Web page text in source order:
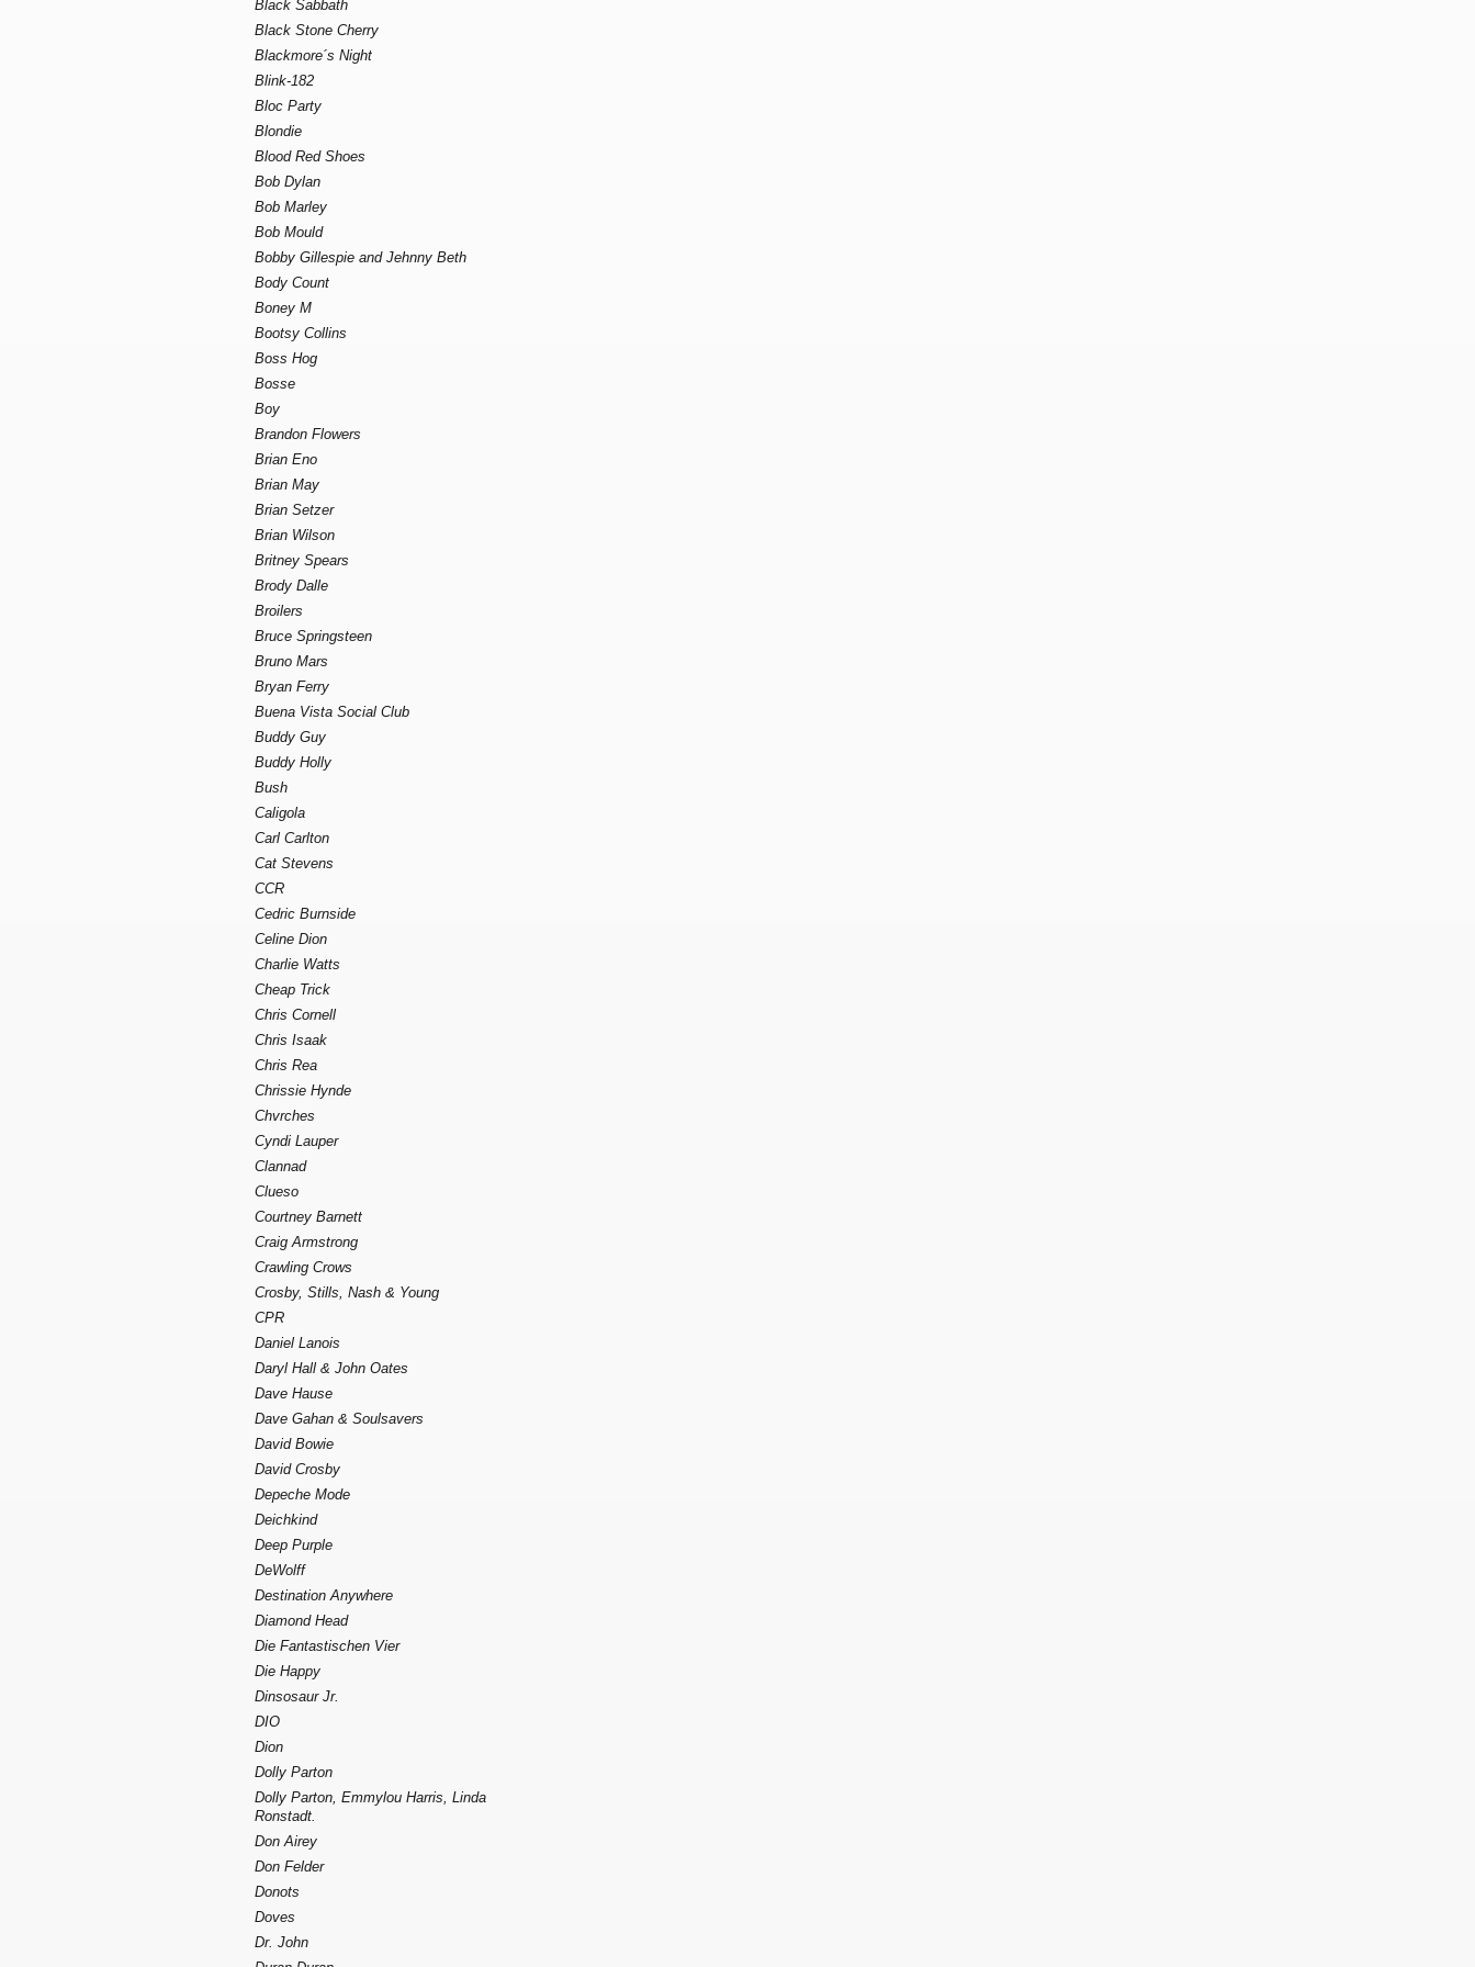
Black Sabbath
Black Stone Cherry
Blackmore´s Night
Blink-182
Bloc Party
Blondie
Blood Red Shoes
Bob Dylan
Bob Marley
Bob Mould
Bobby Gillespie and Jehnny Beth
Body Count
Boney M
Bootsy Collins
Boss Hog
Bosse
Boy
Brandon Flowers
Brian Eno
Brian May
Brian Setzer
Brian Wilson
Britney Spears
Brody Dalle
Broilers
Bruce Springsteen
Bruno Mars
Bryan Ferry
Buena Vista Social Club
Buddy Guy
Buddy Holly
Bush
Caligola
Carl Carlton
Cat Stevens
CCR
Cedric Burnside
Celine Dion
Charlie Watts
Cheap Trick
Chris Cornell
Chris Isaak
Chris Rea
Chrissie Hynde
Chvrches
Cyndi Lauper
Clannad
Clueso
Courtney Barnett
Craig Armstrong
Crawling Crows
Crosby, Stills, Nash & Young
CPR
Daniel Lanois
Daryl Hall & John Oates
Dave Hause
Dave Gahan & Soulsavers
David Bowie
David Crosby
Depeche Mode
Deichkind
Deep Purple
DeWolff
Destination Anywhere
Diamond Head
Die Fantastischen Vier
Die Happy
Dinsosaur Jr.
DIO
Dion
Dolly Parton
Dolly Parton, Emmylou Harris, Linda
Ronstadt.
Don Airey
Don Felder
Donots
Doves
Dr. John